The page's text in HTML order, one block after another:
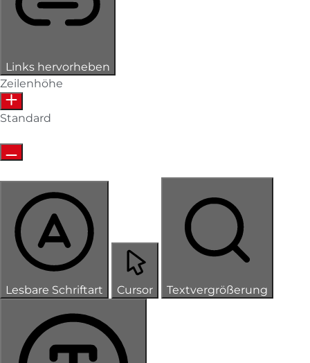
Links hervorheben
Zeilenhöhe
Standard
Lesbare Schriftart Cursor Textvergrößerung